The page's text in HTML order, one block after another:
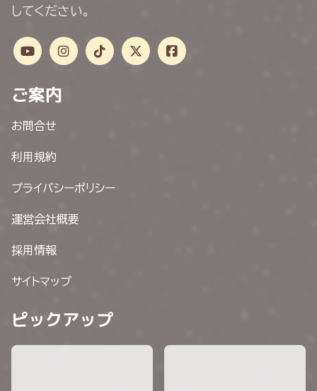
してください。
ご案内
お問合せ
利用規約
プライバシーポリシー
運営会社概要
採用情報
サイトマップ
ピックアップ